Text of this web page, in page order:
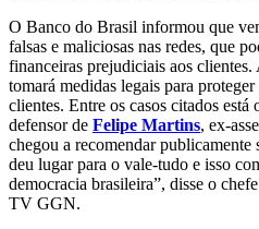
O Banco do Brasil informou que
falsas e maliciosas nas redes, que
financeiras prejudiciais aos
tomará medidas legais para
clientes. Entre os casos citados
defensor de Felipe Martins, ex-
chegou a recomendar
deu lugar para o vale-tudo e isso
democracia brasileira”, disse o
TV GGN.